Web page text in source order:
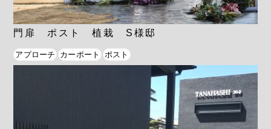
門扉 ポスト 植栽 S様邸
アプローチ カーポート ポスト